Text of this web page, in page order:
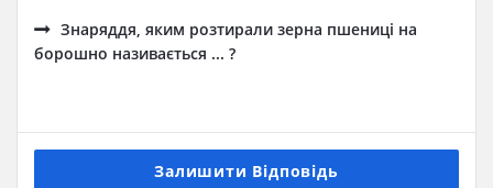
Знаряддя, яким розтирали зерна пшениці на
борошно називається ... ?
Залишити Відповідь